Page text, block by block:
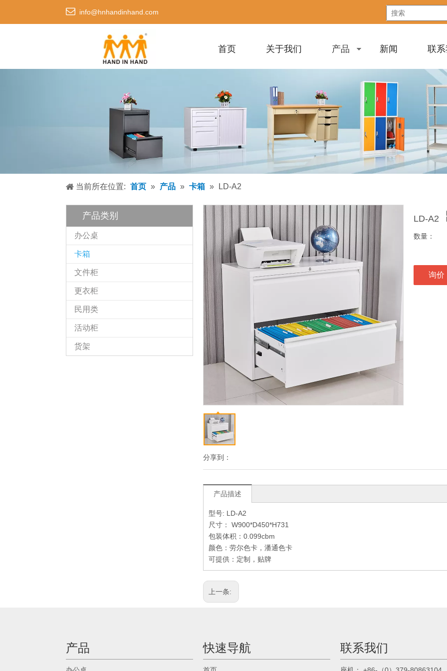
 info@hnhandinhand.com
首页 关于我们 产品 新闻 联
当前所在位置: 首页 » 产品 » 卡箱 » LD-A2
产品类别
办公桌
卡箱
文件柜
更衣柜
民用类
活动柜
货架
分享到：
LD-A2
数量：
询价
产品描述
型号: LD-A2
尺寸： W900*D450*H731
包装体积：0.099cbm
颜色：劳尔色卡，潘通色卡
可提供：定制，贴牌
上一条:
产品 快速导航 联系我们